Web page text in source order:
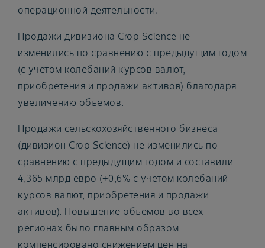
операционной деятельности.
Продажи дивизиона Crop Science не
изменились по сравнению с предыдущим годом
(с учетом колебаний курсов валют,
приобретения и продажи активов) благодаря
увеличению объемов.
Продажи сельскохозяйственного бизнеса
(дивизион Crop Science) не изменились по
сравнению с предыдущим годом и составили
4,365 млрд евро (+0,6% с учетом колебаний
курсов валют, приобретения и продажи
активов). Повышение объемов во всех
регионах было главным образом
компенсировано снижением цен на